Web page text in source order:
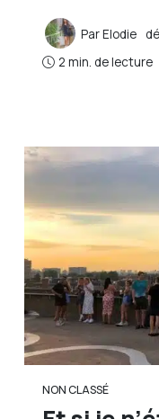
ParElodie
2 min. de lecture
NON CLASSÉ